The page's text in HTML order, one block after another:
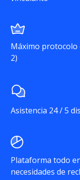
Máximo protocolo
2)
Asistencia 24 / 5
Plataforma todo
necesidades de